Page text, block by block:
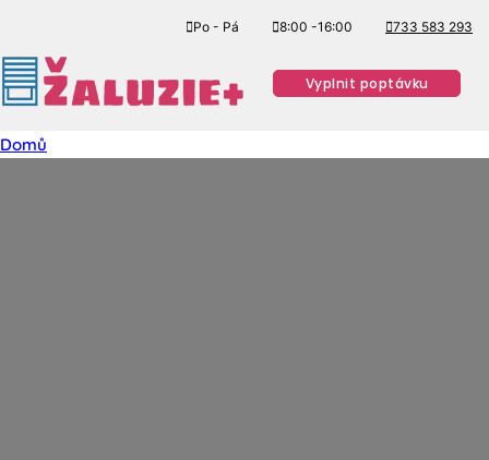
Po - Pá 8:00 -16:00 733 583 293
Vyplnit poptávku
Domů